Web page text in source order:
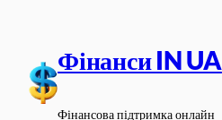
вмісту
Фінанси IN UA
Фінансова підтримка онлайн